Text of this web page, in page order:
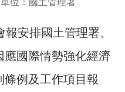
單位：國土管理署
安排國土管理署、
國際情勢強化經濟
例及工作項目報